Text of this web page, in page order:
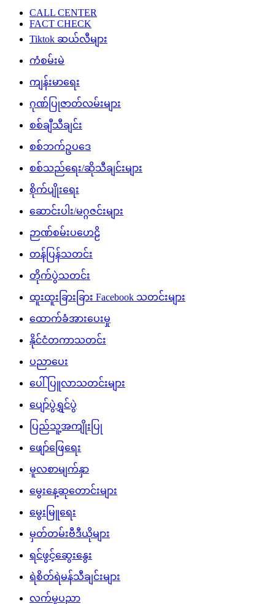
CALL CENTER
FACT CHECK
Tiktok ဆယ်လီများ
ကံစမ်းမဲ
ကျန်းမာရေး
ဂုဏ်ပြုဇာတ်လမ်းများ
စစ်ချီသီချင်း
စစ်ဘက်ဥပဒေ
စစ်သည်ရေး/ဆိုသီချင်းများ
စိုက်ပျိုးရေး
ဆောင်းပါး/မဂ္ဂဇင်းများ
ဉာဏ်စမ်းပဟေဠိ
တန်ပြန်သတင်း
တိုက်ပွဲသတင်း
ထူးထူးခြားခြား Facebook သတင်းများ
ထောက်ခံအားပေးမှု
နိုင်ငံတကာသတင်း
ပညာပေး
ပေါ်ပြူလာသတင်းများ
ပျော်ပွဲရွှင်ပွဲ
ပြည်သူ့အကျိုးပြု
ဖျော်ဖြေရေး
မူလစာမျက်နှာ
မွေးနေ့ဆုတောင်းများ
မွေးမြူရေး
မှတ်တမ်းဗီဒီယိုများ
ရင်ဖွင့်ဆွေးနွေး
ရဲစိတ်ရဲမန်သီချင်းများ
လက်မှုပညာ